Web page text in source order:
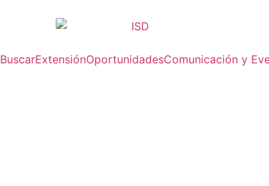
BuscarExtensiónOportunidadesComunicación y